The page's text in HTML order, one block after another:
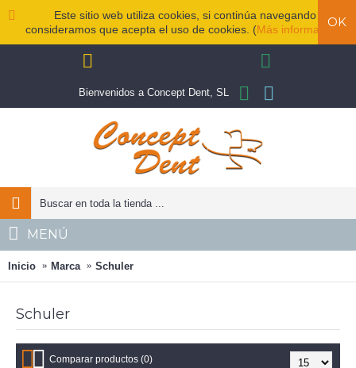
Este sitio web utiliza cookies, si continúa navegando
consideramos que acepta el uso de cookies. (Más información
OK
Bienvenidos a Concept Dent, SL
MENÚ
Inicio Marca Schuler
Schuler
Comparar productos (0)